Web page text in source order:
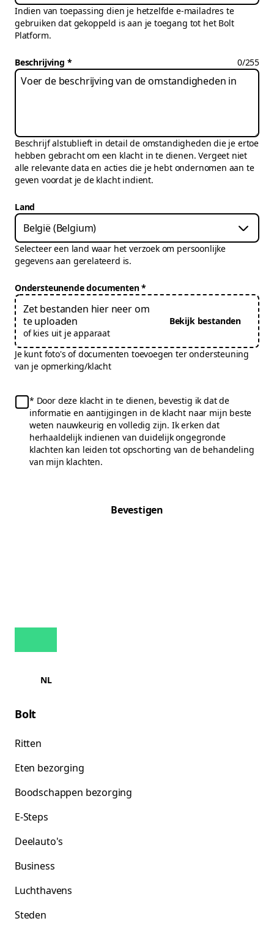
Indien van toepassing dien je hetzelfde e-mailadres te
gebruiken dat gekoppeld is aan je toegang tot het Bolt
Platform.
Beschrijving 0/255
Beschrijf alstublieft in detail de omstandigheden die je ertoe
hebben gebracht om een klacht in te dienen. Vergeet niet
alle relevante data en acties die je hebt ondernomen aan te
geven voordat je de klacht indient.
Land
België (Belgium)
Selecteer een land waar het verzoek om persoonlijke
gegevens aan gerelateerd is.
Ondersteunende documenten
Zet bestanden hier neer om
te uploaden
of kies uit je apparaat
Bekijk bestanden
Je kunt foto's of documenten toevoegen ter ondersteuning
van je opmerking/klacht
Door deze klacht in te dienen, bevestig ik dat de
informatie en aantijgingen in de klacht naar mijn beste
weten nauwkeurig en volledig zijn. Ik erken dat
herhaaldelijk indienen van duidelijk ongegronde
klachten kan leiden tot opschorting van de behandeling
van mijn klachten.
Bevestigen
NL
Bolt
Ritten
Eten bezorging
Boodschappen bezorging
E-Steps
Deelauto's
Business
Luchthavens
Steden